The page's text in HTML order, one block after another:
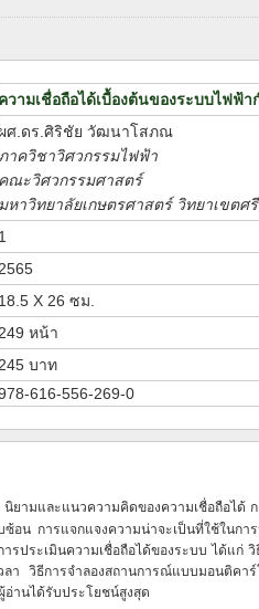
ความเชื่อถือได้เบื้องต้นของระบบไฟฟ้า
ผศ.ดร.ศิริชัย วัฒนาโสภณ
ภาควิชาวิศวกรรมไฟฟ้า
คณะวิศวกรรมศาสตร์
มหาวิทยาลัยเกษตรศาสตร์ วิทยาเขตศ
1
2565
18.5 X 26 ซม.
249 หน้า
245 บาท
616-556-269-0
นิยามและแนวความคิดของความเชื่อถือได้
น การแจกแจงความน่าจะเป็นที่ใช้ในกา
รประเมินความเชื่อถือได้ของระบบ ได้แก่ วิ
ลา วิธีการจำลองสถานการณ์แบบมอนติคา
อ่านได้รับประโยชน์สูงสุด